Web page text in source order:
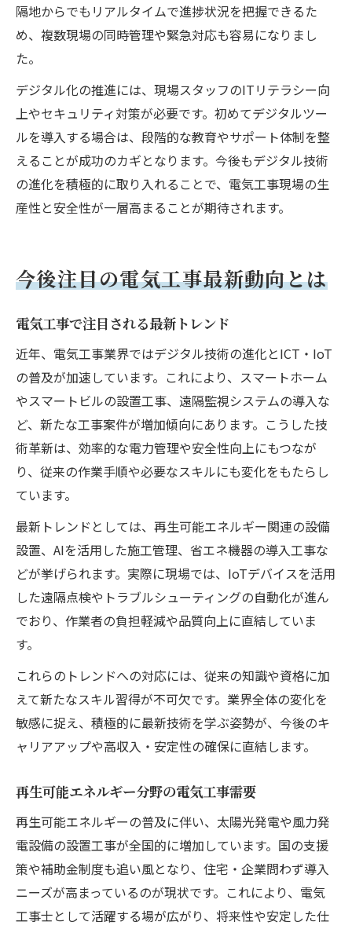
隔地からでもリアルタイムで進捗状況を把握できるた
め、複数現場の同時管理や緊急対応も容易になりまし
た。
デジタル化の推進には、現場スタッフのITリテラシー向
上やセキュリティ対策が必要です。初めてデジタルツー
ルを導入する場合は、段階的な教育やサポート体制を整
えることが成功のカギとなります。今後もデジタル技術
の進化を積極的に取り入れることで、電気工事現場の生
産性と安全性が一層高まることが期待されます。
今後注目の電気工事最新動向とは
電気工事で注目される最新トレンド
近年、電気工事業界ではデジタル技術の進化とICT・IoT
の普及が加速しています。これにより、スマートホーム
やスマートビルの設置工事、遠隔監視システムの導入な
ど、新たな工事案件が増加傾向にあります。こうした技
術革新は、効率的な電力管理や安全性向上にもつなが
り、従来の作業手順や必要なスキルにも変化をもたらし
ています。
最新トレンドとしては、再生可能エネルギー関連の設備
設置、AIを活用した施工管理、省エネ機器の導入工事な
どが挙げられます。実際に現場では、IoTデバイスを活用
した遠隔点検やトラブルシューティングの自動化が進ん
でおり、作業者の負担軽減や品質向上に直結していま
す。
これらのトレンドへの対応には、従来の知識や資格に加
えて新たなスキル習得が不可欠です。業界全体の変化を
敏感に捉え、積極的に最新技術を学ぶ姿勢が、今後のキ
ャリアアップや高収入・安定性の確保に直結します。
再生可能エネルギー分野の電気工事需要
再生可能エネルギーの普及に伴い、太陽光発電や風力発
電設備の設置工事が全国的に増加しています。国の支援
策や補助金制度も追い風となり、住宅・企業問わず導入
ニーズが高まっているのが現状です。これにより、電気
工事士として活躍する場が広がり、将来性や安定した仕